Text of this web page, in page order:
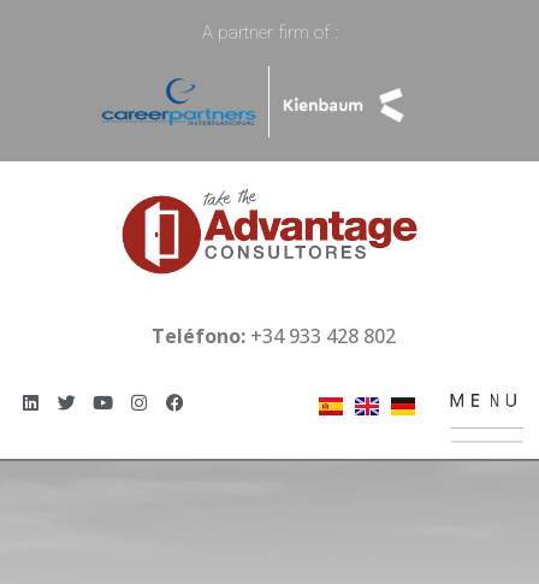
A partner firm of :
Teléfono:+34 933 428 802